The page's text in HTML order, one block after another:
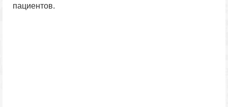
пациентов.